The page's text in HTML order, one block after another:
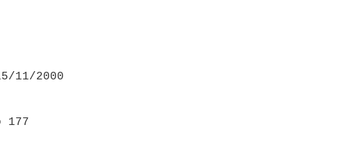
11/2000
177